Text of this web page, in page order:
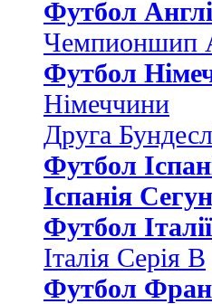
Футбол
Чемпионшип
Футбол
Німеччини
Друга
Футбол
Іспанія
Футбол Італії
Італія Серія B
Футбол